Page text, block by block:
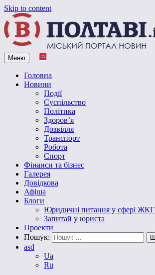
Skip to content
Vpoltave.info
Полтавський портал новин
Меню
Головна
Новини
Події
Суспільство
Політика
Здоров’я
Дозвілля
Транспорт
Робота
Спорт
Фінанси та бізнес
Галерея
Довідкова
Афіша
Блоги
Юридичні питання у сфері ЖКГ
Запитай у юриста
Проекти
Пошук:
asd
Ua
Ru